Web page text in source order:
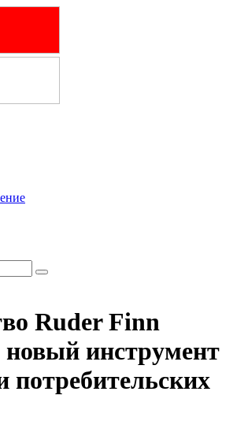
Ruder Finn
новый инструмент
потребительских